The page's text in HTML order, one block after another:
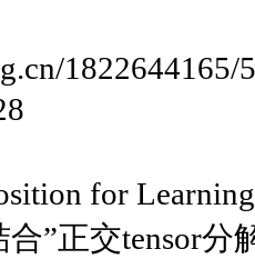
for
”正交tensor